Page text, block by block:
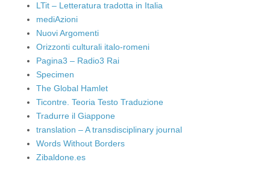
LTit – Letteratura tradotta in Italia
mediAzioni
Nuovi Argomenti
Orizzonti culturali italo-romeni
Pagina3 – Radio3 Rai
Specimen
The Global Hamlet
Ticontre. Teoria Testo Traduzione
Tradurre il Giappone
translation – A transdisciplinary journal
Words Without Borders
Zibaldone.es